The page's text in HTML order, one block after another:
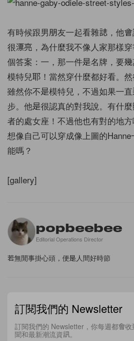
有時候跟男朋友一起看雜誌，他
很漂亮，為什麼我不像人家那樣
個答案：一，那一件是名牌，要
模特兒耶！當然穿什麼都好看。
雖然你不是模特兒，不過如果一
步。他是很認真的對我說。有什
者的處女座！不過他也有對的地
想像自己可以穿成像上圖的
能嗎？
[gallery]
popbeebee
Editorial Operations Director
若無閒事掛心頭，便是人間好時節
訂閱我們的 Newsletter
訂閱我們的 Newsletter，你每週都會
聞和最新潮流資訊。